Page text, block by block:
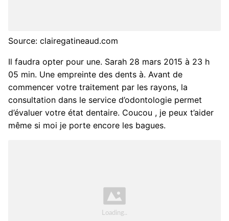
Source: clairegatineaud.com
Il faudra opter pour une. Sarah 28 mars 2015 à 23 h
05 min. Une empreinte des dents à. Avant de
commencer votre traitement par les rayons, la
consultation dans le service d’odontologie permet
d’évaluer votre état dentaire. Coucou , je peux t’aider
même si moi je porte encore les bagues.